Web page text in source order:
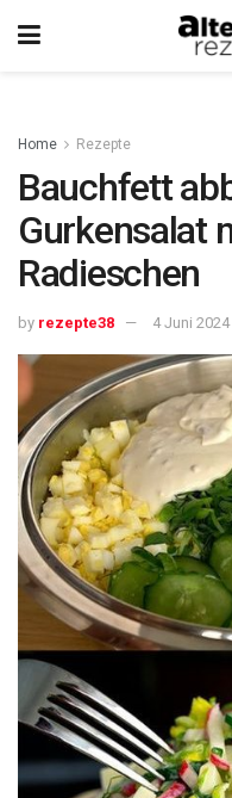
Home Rezepte
Bauchfett
Gurkensalat
Radieschen
by rezepte38 4 Juni 2024